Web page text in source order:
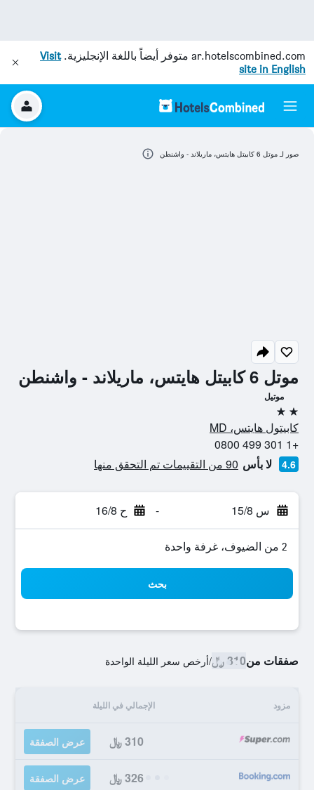
ar.hotelscombined.com متوفر أيضاً باللغة الإنجليزية.Visit
site in English
موتل 6 كابيتل هايتس، ماريلاند - واشنطن
موتيل
2 نجمتين
كابيتول هايتس، MD
+1 301 499 0800
4.6 لا بأس 90 من التقييمات تم التحقق منها
س 15/8 - ح 16/8
2 من الضيوف، غرفة واحدة
بحث
صفقات من310 ﷼ /أرخص سعر الليلة الواحدة
مزود الإجمالي في الليلة
310 ﷼ عرض الصفقة
326 ﷼ عرض الصفقة
صور لـ موتل 6 كابيتل هايتس، ماريلاند - واشنطن